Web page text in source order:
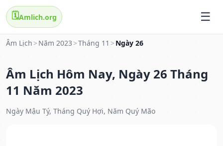
🗓️Amlich.org
Âm Lịch > Năm 2023 >Tháng 11 > Ngày 26
Âm Lịch Hôm Nay, Ngày 26 Tháng
11 Năm 2023
Ngày Mậu Tý, Tháng Quý Hợi, Năm Quý Mão